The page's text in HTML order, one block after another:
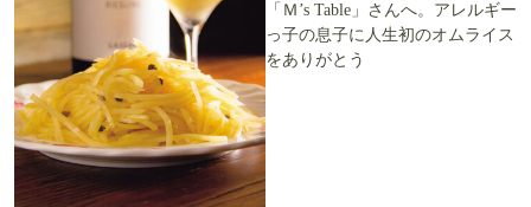
「Ｍ’s Table」さんへ。アレルギー
っ子の息子に人生初のオムライス
をありがとう